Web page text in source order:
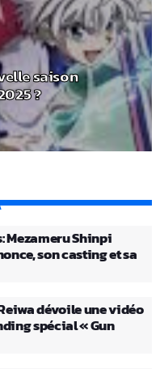
saison
?
Mezameru Shinpi
son casting et sa
dévoile une vidéo
spécial « Gun